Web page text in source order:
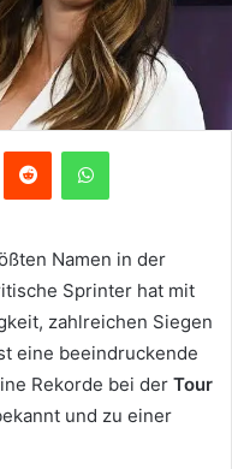
Reddit WhatsApp
Namen in der
Sprinter hat mit
zahlreichen Siegen
eine beeindruckende
Rekorde bei der Tour
und zu einer